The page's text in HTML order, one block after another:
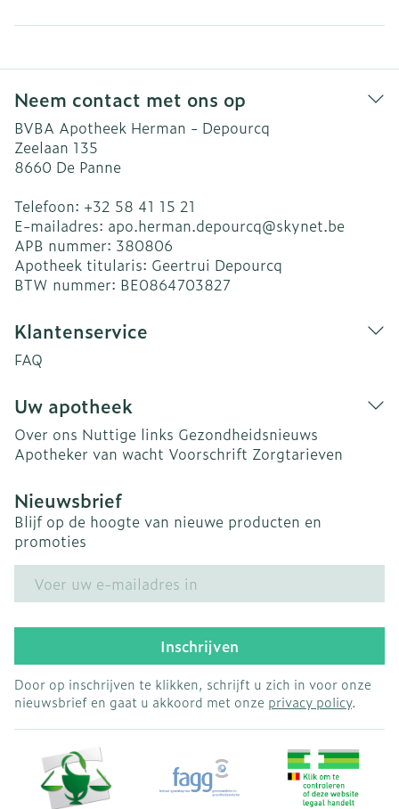
Neem contact met ons op
BVBA Apotheek Herman - Depourcq
Zeelaan 135
8660 De Panne
Telefoon: +32 58 41 15 21
E-mailadres: apo.herman.depourcq@skynet.be
APB nummer: 380806
Apotheek titularis: Geertrui Depourcq
BTW nummer: BE0864703827
Klantenservice
FAQ
Uw apotheek
Over ons Nuttige links Gezondheidsnieuws
Apotheker van wacht Voorschrift Zorgtarieven
Nieuwsbrief
Blijf op de hoogte van nieuwe producten en
promoties
Inschrijven
Door op inschrijven te klikken, schrijft u zich in voor onze
nieuwsbrief en gaat u akkoord met onze privacy policy.